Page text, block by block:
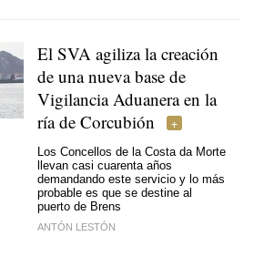
El SVA agiliza la creación
de una nueva base de
Vigilancia Aduanera en la
ría de Corcubión
Los Concellos de la Costa da Morte
llevan casi cuarenta años
demandando este servicio y lo más
probable es que se destine al
puerto de Brens
ANTÓN LESTÓN